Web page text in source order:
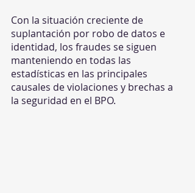
Con la situación creciente de
suplantación por robo de datos e
identidad, los fraudes se siguen
manteniendo en todas las
estadísticas en las principales
causales de violaciones y brechas a
la seguridad en el BPO.